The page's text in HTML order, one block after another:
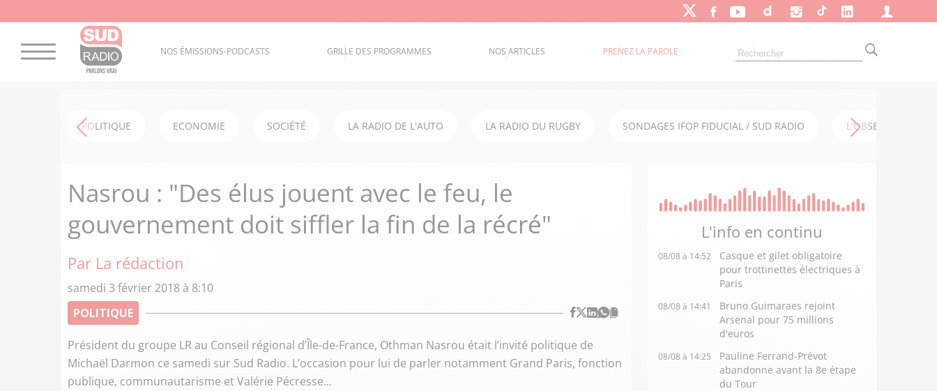
NOS ÉMISSIONS-PODCASTS GRILLE DES PROGRAMMES NOS ARTICLES PRENEZ LA PAROLE
POLITIQUE ECONOMIE SOCIÉTÉ LA RADIO DE L'AUTO LA RADIO DU RUGBY SONDAGES IFOP FIDUCIAL / SUD RADIO L'OBSERVATOIRE
Nasrou : "Des élus jouent avec le feu, le
gouvernement doit siffler la fin de la récré"
Par La rédaction
samedi 3 février 2018 à 8:10
POLITIQUE
Président du groupe LR au Conseil régional d’Île-de-France, Othman Nasrou était l’invité politique de
Michaël Darmon ce samedi sur Sud Radio. L’occasion pour lui de parler notamment Grand Paris, fonction
publique, communautarisme et Valérie Pécresse...
L'info en continu
08/08 à 14:52
Casque et gilet obligatoire
pour trottinettes électriques à
Paris
08/08 à 14:41
Bruno Guimaraes rejoint
Arsenal pour 75 millions
d'euros
08/08 à 14:25
Pauline Ferrand-Prévot
abandonne avant la 8e étape
du Tour